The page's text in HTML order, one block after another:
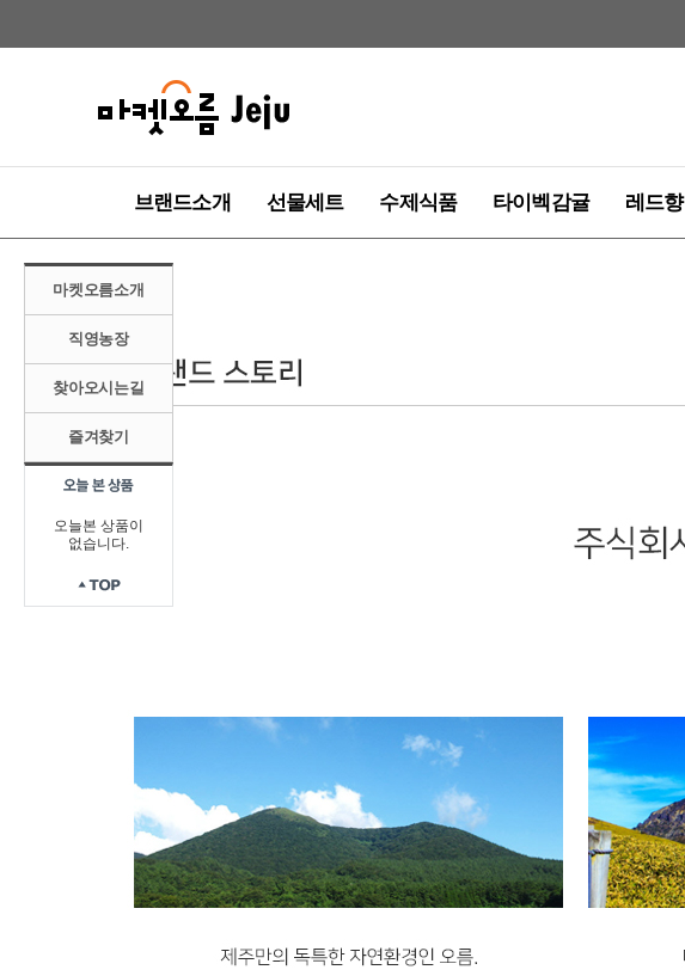
브랜드소개 선물세트 수제식품 타이벡감귤 레드향
오늘본 상품이
없습니다.
마켓오름소개
직영농장
찾아오시는길
즐겨찾기